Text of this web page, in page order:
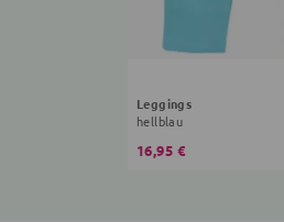
Leggings
hellblau
16,95 €